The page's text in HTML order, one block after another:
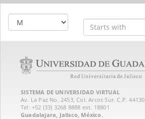
SISTEMA DE UNIVERSIDAD VIRTUAL
Av. La Paz No. 2453, Col. Arcos Sur. C.P. 44130
Tel: +52 (33) 3268 8888‏ ext. 18801
Guadalajara, Jalisco, México.